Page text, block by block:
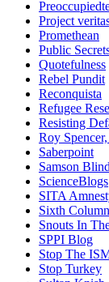
Project
Promethean
Public
Quotefulness
Rebel Pundit
Reconquista
Refugee
Resisting
Roy
Saberpoint
Samson
ScienceBlogs
SITA
Sixth Column
Snouts In
SPPI Blog
Stop The
Stop Turkey